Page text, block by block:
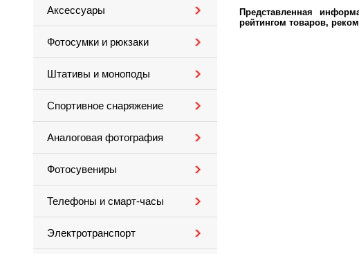
Аксессуары
Фотосумки и рюкзаки
Штативы и моноподы
Спортивное снаряжение
Аналоговая фотография
Фотосувениры
Телефоны и смарт-часы
Электротранспорт
Представленная
рейтингом товаров,